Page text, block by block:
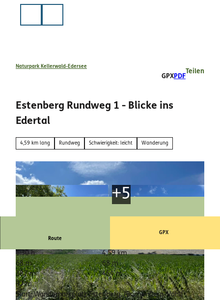
Naturpark Kellerwald-Edersee
GPXPDF
Teilen
Estenberg Rundweg 1 - Blicke ins
Edertal
4,59 km lang Rundweg Schwierigkeit: leicht Wanderung
© Paula Schröder, Naturpark Kellerwald-Ederse
e |CC-BY-SA
© Paula Schröder, Naturpark Kellerwald-Ederse
e |CC-BY-SA
Route
GPX
1:30 h
4,59 km
68 m
68 m
387 m
454 m
67 m
Start: Wanderparkplatz Estenberg, (Buchenberg, Vöhl)